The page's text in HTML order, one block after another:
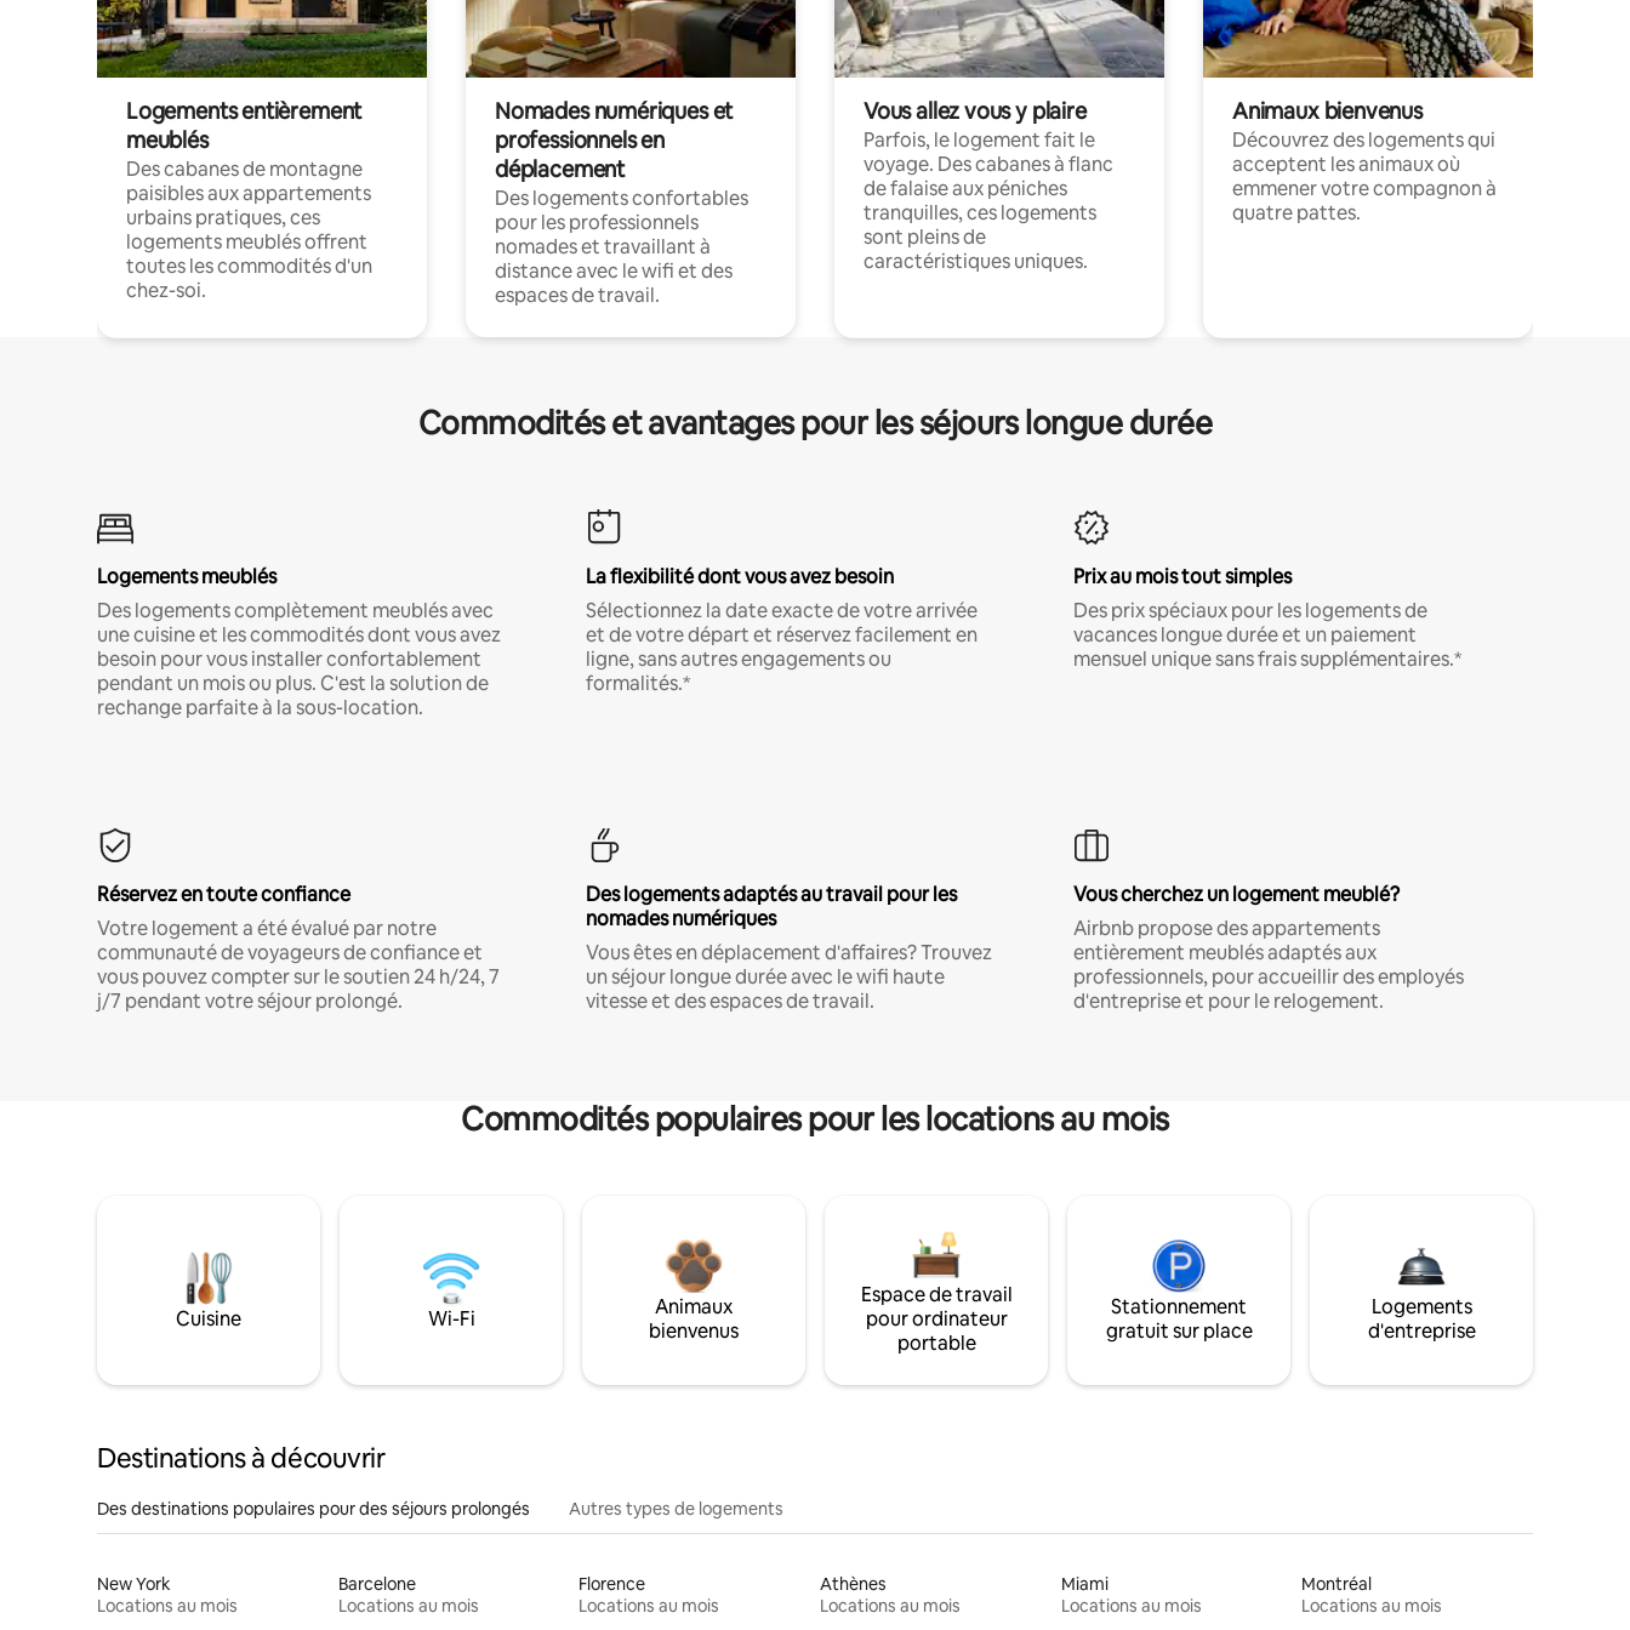
Logements entièrement
meublés
Des cabanes de montagne
paisibles aux appartements
urbains pratiques, ces
logements meublés offrent
toutes les commodités d'un
chez-soi.
Nomades numériques et
professionnels en
déplacement
Des logements confortables
pour les professionnels
nomades et travaillant à
distance avec le wifi et des
espaces de travail.
Vous allez vous y plaire
Parfois, le logement fait le
voyage. Des cabanes à flanc
de falaise aux péniches
tranquilles, ces logements
sont pleins de
caractéristiques uniques.
Animaux bienvenus
Découvrez des logements qui
acceptent les animaux où
emmener votre compagnon à
quatre pattes.
Commodités et avantages pour les séjours longue durée
Logements meublés
Des logements complètement meublés avec
une cuisine et les commodités dont vous avez
besoin pour vous installer confortablement
pendant un mois ou plus. C'est la solution de
rechange parfaite à la sous-location.
La flexibilité dont vous avez besoin
Sélectionnez la date exacte de votre arrivée
et de votre départ et réservez facilement en
ligne, sans autres engagements ou
formalités.*
Prix au mois tout simples
Des prix spéciaux pour les logements de
vacances longue durée et un paiement
mensuel unique sans frais supplémentaires.*
Réservez en toute confiance
Votre logement a été évalué par notre
communauté de voyageurs de confiance et
vous pouvez compter sur le soutien 24 h/24, 7
j/7 pendant votre séjour prolongé.
Des logements adaptés au travail pour les
nomades numériques
Vous êtes en déplacement d'affaires? Trouvez
un séjour longue durée avec le wifi haute
vitesse et des espaces de travail.
Vous cherchez un logement meublé?
Airbnb propose des appartements
entièrement meublés adaptés aux
professionnels, pour accueillir des employés
d'entreprise et pour le relogement.
Commodités populaires pour les locations au mois
Cuisine Wi-Fi
Animaux
bienvenus
Espace de travail
pour ordinateur
portable
Stationnement
gratuit sur place
Logements
d'entreprise
Destinations à découvrir
Des destinations populaires pour des séjours prolongés Autres types de logements
New York
Locations au mois
Barcelone
Locations au mois
Florence
Locations au mois
Athènes
Locations au mois
Miami
Locations au mois
Montréal
Locations au mois